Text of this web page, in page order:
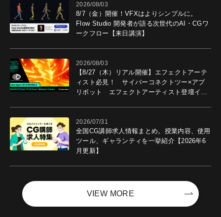
2026/08/03
8/7（金）開催！VFXはよりシンプルに。
Flow Studio 開発者が語る次世代のAI・CGワ
ークフロー【来日講演】
2026/08/03
【8/27（木）リアル開催】エフェクトアーテ
ィスト必見！ サイバーコネクトツー×アプ
リボット エフェクトアーティスト登壇イベ
2026/07/31
全国CG講師求人情報まとめ。授業内容、使用
ツール、ギャランティを一挙紹介【2026年6
月更新】
VIEW MORE